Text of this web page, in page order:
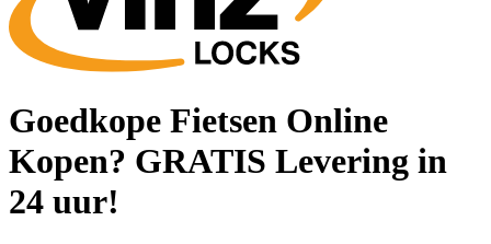
Goedkope Fietsen Online
Kopen? GRATIS Levering in
24 uur!